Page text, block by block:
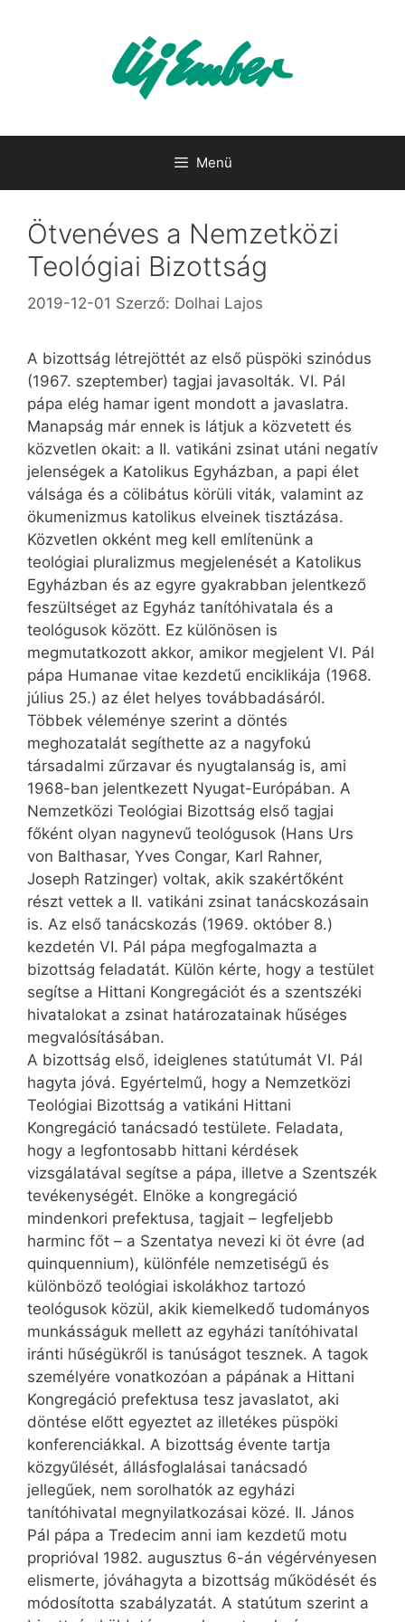
Menü
Ötvenéves a Nemzetközi
Teológiai Bizottság
2019-12-01 Szerző: Dolhai Lajos
A bizottság létrejöttét az első püspöki szinódus
(1967. szeptember) tagjai javasolták. VI. Pál
pápa elég hamar igent mondott a javaslatra.
Manapság már ennek is látjuk a közvetett és
közvetlen okait: a II. vatikáni zsinat utáni negatív
jelenségek a Katolikus Egyházban, a papi élet
válsága és a cölibátus körüli viták, valamint az
ökumenizmus katolikus elveinek tisztázása.
Közvetlen okként meg kell említenünk a
teológiai pluralizmus megjelenését a Katolikus
Egyházban és az egyre gyakrabban jelentkező
feszültséget az Egyház tanítóhivatala és a
teológusok között. Ez különösen is
megmutatkozott akkor, amikor megjelent VI. Pál
pápa Humanae vitae kezdetű enciklikája (1968.
július 25.) az élet helyes továbbadásáról.
Többek véleménye szerint a döntés
meghozatalát segíthette az a nagyfokú
társadalmi zűrzavar és nyugtalanság is, ami
1968-ban jelentkezett Nyugat-Európában. A
Nemzetközi Teológiai Bizottság első tagjai
főként olyan nagynevű teológusok (Hans Urs
von Balt­hasar, Yves Congar, Karl Rahner,
Joseph Ratzinger) voltak, akik szakértőként
részt vettek a II. vatikáni zsinat tanácskozásain
is. Az első tanácskozás (1969. október 8.)
kezdetén VI. Pál pápa megfogalmazta a
bizottság feladatát. Külön kérte, hogy a testület
segítse a Hittani Kongregációt és a szentszéki
hivatalokat a zsinat határozatainak hűséges
megvalósításában.
A bizottság első, ideiglenes statútumát VI. Pál
hagyta jóvá. Egyértelmű, hogy a Nemzetközi
Teológiai Bizottság a vatikáni Hittani
Kongregáció tanácsadó testülete. Feladata,
hogy a legfontosabb hittani kérdések
vizsgálatával segítse a pápa, illetve a Szentszék
tevékenységét. Elnöke a kongregáció
mindenkori prefektusa, tagjait – legfeljebb
harminc főt – a Szentatya nevezi ki öt évre (ad
quinquennium), különféle nemzetiségű és
különböző teológiai iskolákhoz tartozó
teológusok közül, akik kiemelkedő tudományos
mun­kásságuk mellett az egyházi tanítóhivatal
iránti hűségükről is tanúságot tesznek. A tagok
személyére vonatkozóan a pápának a Hittani
Kongregáció prefektusa tesz javaslatot, aki
döntése előtt egyeztet az illetékes püspöki
konferenciákkal. A bizottság évente tartja
közgyűlését, állásfoglalásai tanácsadó
jellegűek, nem sorolhatók az egyházi
tanítóhivatal megnyilatkozásai közé. II. János
Pál pápa a Tre­de­cim anni iam kezdetű motu
proprióval 1982. augusztus 6-án végérvényesen
elismerte, jóváhagyta a bizottság működését és
módosította szabályzatát. A statútum szerint a